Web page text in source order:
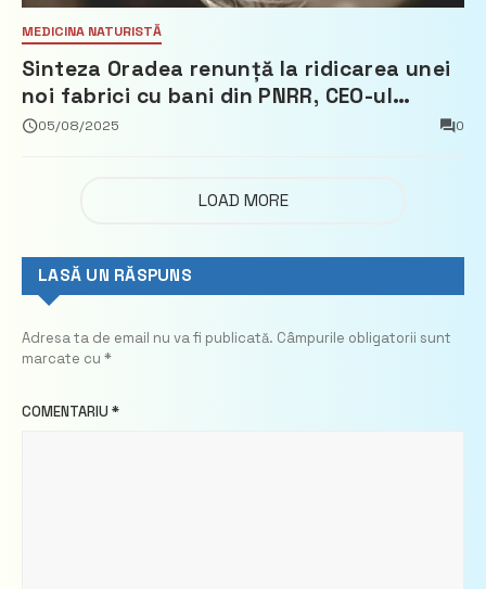
MEDICINA NATURISTĂ
Sinteza Oradea renunță la ridicarea unei
noi fabrici cu bani din PNRR, CEO-ul
demisionează – Profit.ro
05/08/2025 0
LOAD MORE
LASĂ UN RĂSPUNS
Adresa ta de email nu va fi publicată. Câmpurile obligatorii sunt
marcate cu *
COMENTARIU *